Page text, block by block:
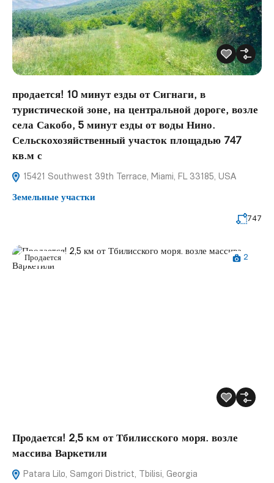
продается! 10 минут езды от Сигнаги, в
туристической зоне, на центральной дороге, возле
села Сакобо, 5 минут езды от воды Нино.
Сельскохозяйственный участок площадью 747
кв.м с
15421 Southwest 39th Terrace, Miami, FL 33185, USA
Земельные участки
747
Продается 2
Продается! 2,5 км от Тбилисского моря. возле
массива Варкетили
Patara Lilo, Samgori District, Tbilisi, Georgia